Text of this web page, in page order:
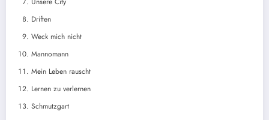
Driften
Weck mich nicht
Mannomann
Mein Leben rauscht
Lernen zu verlernen
Schmutzgart